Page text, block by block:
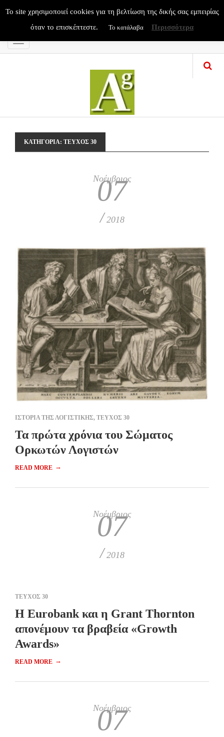
Menu
ΚΑΤΗΓΟΡΊΑ: ΤΕΥΧΟΣ 30
Νοέμβριος
07
/ 2018
ΙΣΤΟΡΙΑ ΤΗΣ ΛΟΓΙΣΤΙΚΗΣ, ΤΕΥΧΟΣ 30
Τα πρώτα χρόνια του Σώματος
Ορκωτών Λογιστών
READ MORE →
Νοέμβριος
07
/ 2018
ΤΕΥΧΟΣ 30
Η Eurobank και η Grant Thornton
απονέμουν τα βραβεία «Growth
Awards»
READ MORE →
Νοέμβριος
07
To site χρησιμοποιεί cookies για τη βελτίωση της δικής σας εμπειρίας
όταν το επισκέπτεστε.
Το κατάλαβα Περισσότερα